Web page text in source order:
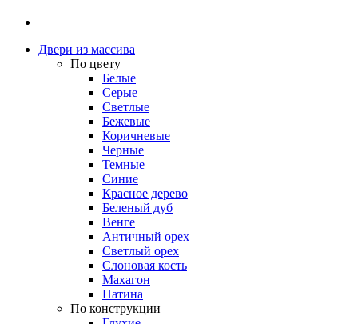
Двери из массива
По цвету
Белые
Серые
Светлые
Бежевые
Коричневые
Черные
Темные
Синие
Красное дерево
Беленый дуб
Венге
Античный орех
Светлый орех
Слоновая кость
Махагон
Патина
По конструкции